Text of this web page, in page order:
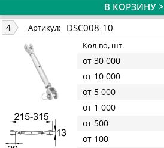
В КОРЗИНУ >
4 Артикул: DSC008-10
Кол-во, шт.
от 30 000
от 10 000
от 5 000
от 1 000
от 500
от 100